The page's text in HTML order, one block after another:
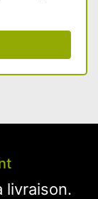
livraison.